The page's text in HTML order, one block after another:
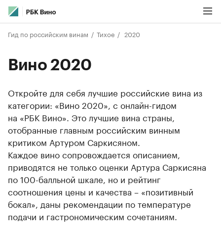
Гид по российским винам Тихое 2020
Вино 2020
Откройте для себя лучшие российские вина из
категории: «Вино 2020», с онлайн-гидом
на «РБК Вино». Это лучшие вина страны,
отобранные главным российским винным
критиком Артуром Саркисяном.
Каждое вино сопровождается описанием,
приводятся не только оценки Артура Саркисяна
по 100-балльной шкале, но и рейтинг
соотношения цены и качества – «позитивный
бокал», даны рекомендации по температуре
подачи и гастрономическим сочетаниям.